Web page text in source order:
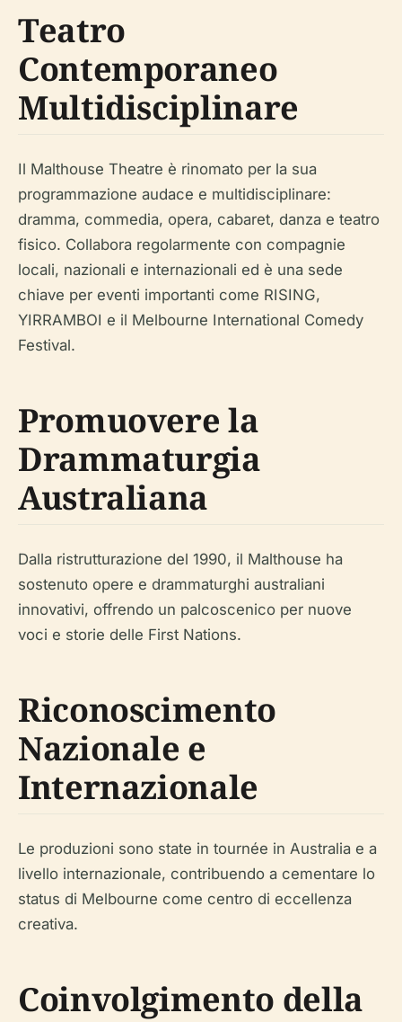
Teatro
Contemporaneo
Multidisciplinare
Il Malthouse Theatre è rinomato per la sua
programmazione audace e multidisciplinare:
dramma, commedia, opera, cabaret, danza e teatro
fisico. Collabora regolarmente con compagnie
locali, nazionali e internazionali ed è una sede
chiave per eventi importanti come RISING,
YIRRAMBOI e il Melbourne International Comedy
Festival.
Promuovere la
Drammaturgia
Australiana
Dalla ristrutturazione del 1990, il Malthouse ha
sostenuto opere e drammaturghi australiani
innovativi, offrendo un palcoscenico per nuove
voci e storie delle First Nations.
Riconoscimento
Nazionale e
Internazionale
Le produzioni sono state in tournée in Australia e a
livello internazionale, contribuendo a cementare lo
status di Melbourne come centro di eccellenza
creativa.
Coinvolgimento della